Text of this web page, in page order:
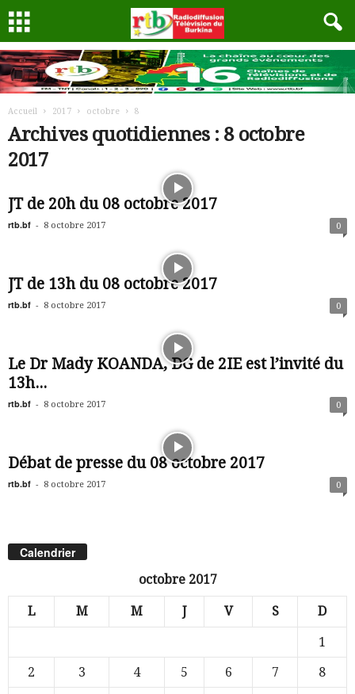
Accueil 2017 octobre 8
Archives quotidiennes : 8 octobre
2017
JT de 20h du 08 octobre 2017
rtb.bf - 8 octobre 2017 0
JT de 13h du 08 octobre 2017
rtb.bf - 8 octobre 2017 0
Le Dr Mady KOANDA, DG de 2IE est l’invité du
13h...
rtb.bf - 8 octobre 2017 0
Débat de presse du 08 octobre 2017
rtb.bf - 8 octobre 2017 0
Calendrier
octobre 2017
L M M J V S D
1
2
3 4 5 6 7
8